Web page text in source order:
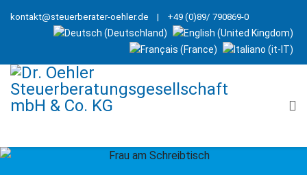
kontakt@steuerberater-oehler.de | +49 (0)89/ 790869-0